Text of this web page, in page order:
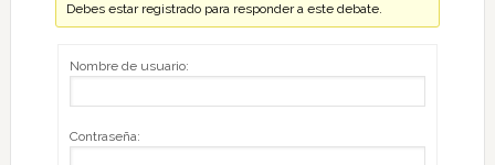
Debes estar registrado para responder a este debate.
Nombre de usuario:
Contraseña: